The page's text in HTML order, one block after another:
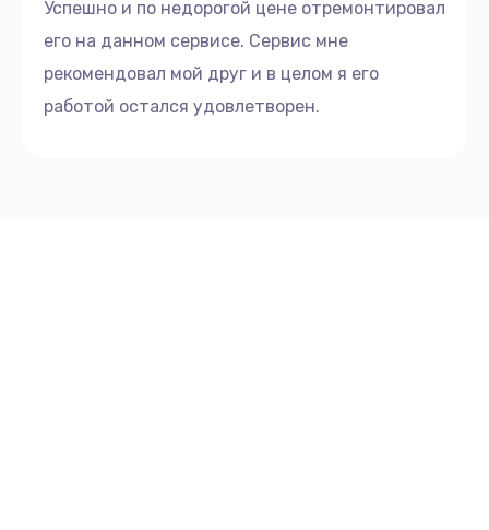
Успешно и по недорогой цене отремонтировал
его на данном сервисе. Сервис мне
рекомендовал мой друг и в целом я его
работой остался удовлетворен.